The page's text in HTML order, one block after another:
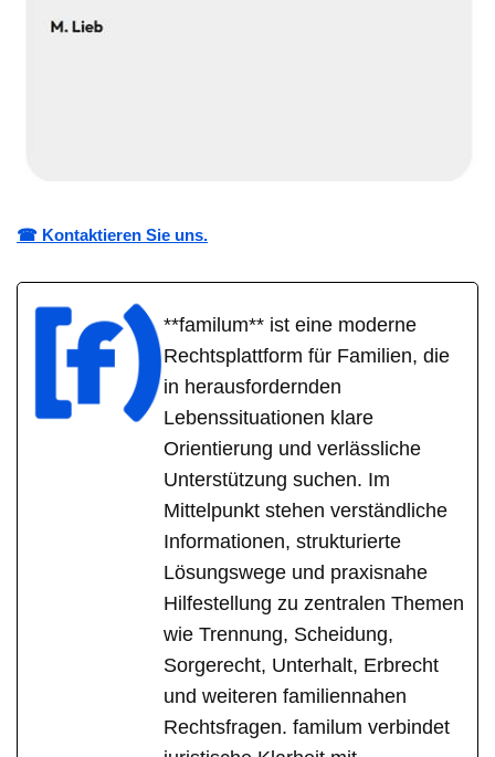
☎ Kontaktieren Sie uns.
**familum** ist eine moderne
Rechtsplattform für Familien, die
in herausfordernden
Lebenssituationen klare
Orientierung und verlässliche
Unterstützung suchen. Im
Mittelpunkt stehen verständliche
Informationen, strukturierte
Lösungswege und praxisnahe
Hilfestellung zu zentralen Themen
wie Trennung, Scheidung,
Sorgerecht, Unterhalt, Erbrecht
und weiteren familiennahen
Rechtsfragen. familum verbindet